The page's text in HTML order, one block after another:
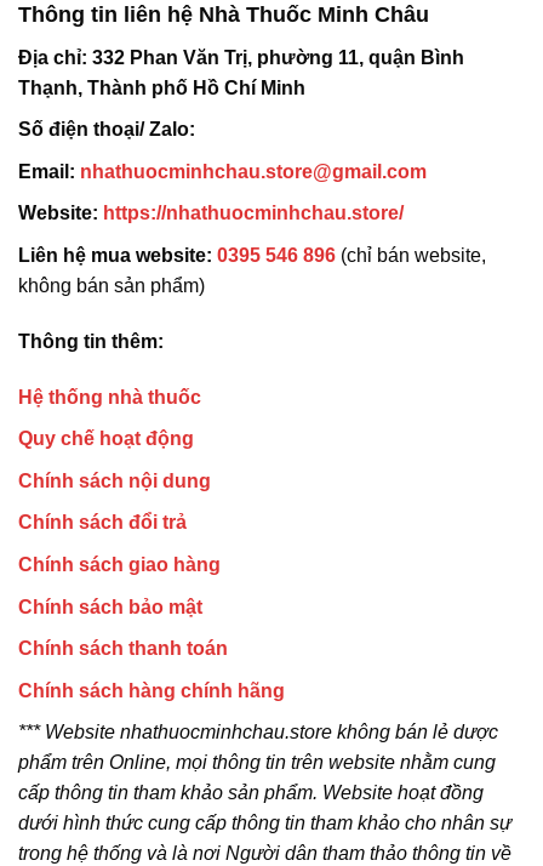
Thông tin liên hệ Nhà Thuốc Minh Châu
Địa chỉ: 332 Phan Văn Trị, phường 11, quận Bình
Thạnh, Thành phố Hồ Chí Minh
Số điện thoại/ Zalo:
Email: nhathuocminhchau.store@gmail.com
Website: https://nhathuocminhchau.store/
Liên hệ mua website: 0395 546 896 (chỉ bán website,
không bán sản phẩm)
Thông tin thêm:
Hệ thống nhà thuốc
Quy chế hoạt động
Chính sách nội dung
Chính sách đổi trả
Chính sách giao hàng
Chính sách bảo mật
Chính sách thanh toán
Chính sách hàng chính hãng
*** Website nhathuocminhchau.store không bán lẻ dược
phẩm trên Online, mọi thông tin trên website nhằm cung
cấp thông tin tham khảo sản phẩm. Website hoạt đồng
dưới hình thức cung cấp thông tin tham khảo cho nhân sự
trong hệ thống và là nơi Người dân tham thảo thông tin về